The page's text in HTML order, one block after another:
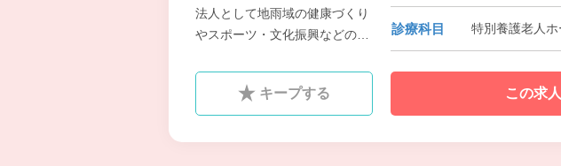
法人として地雨域の健康づくり
やスポーツ・文化振興などの社
す。 「明日を思う」というコー
ポレートメッセージの元、科学
的介護、就学前教育を実践し、
多職種連携によるチームワーク
診療科目 特別養護老人ホ
キープする この求